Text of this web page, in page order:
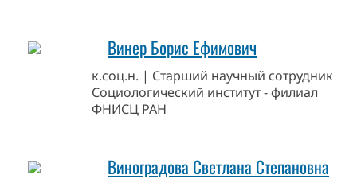
Винер Борис Ефимович
к.соц.н. | Старший научный сотрудник
Социологический институт - филиал
ФНИСЦ РАН
Виноградова Светлана Степановна